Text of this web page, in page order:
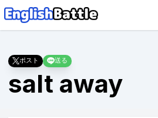
ポスト 送る
salt away